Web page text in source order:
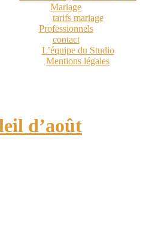
Mariage
tarifs mariage
Professionnels
contact
L’équipe du Studio
Mentions légales
d’août